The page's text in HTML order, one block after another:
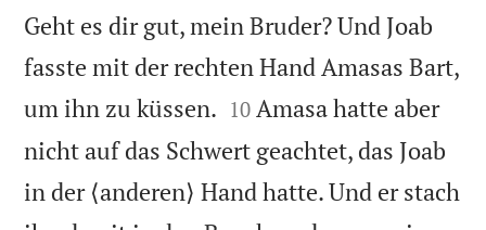
Geht es dir gut, mein Bruder? Und Joab
fasste mit der rechten Hand Amasas Bart,
um ihn zu küssen. 

10 Amasa hatte aber
nicht auf das Schwert geachtet, das Joab
in der ⟨anderen⟩ Hand hatte. Und er stach